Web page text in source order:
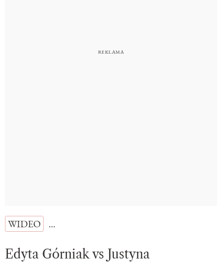
WIDEO …
Edyta Górniak vs Justyna